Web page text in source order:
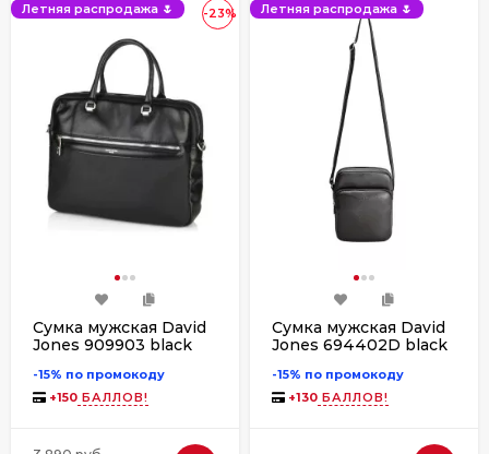
-23%
Летняя распродажа 🌷
Сумка мужская David
Jones 909903 black
-15% по промокоду
+150 БАЛЛОВ!
Летняя распродажа 🌷
Сумка мужская David
Jones 694402D black
-15% по промокоду
+130 БАЛЛОВ!